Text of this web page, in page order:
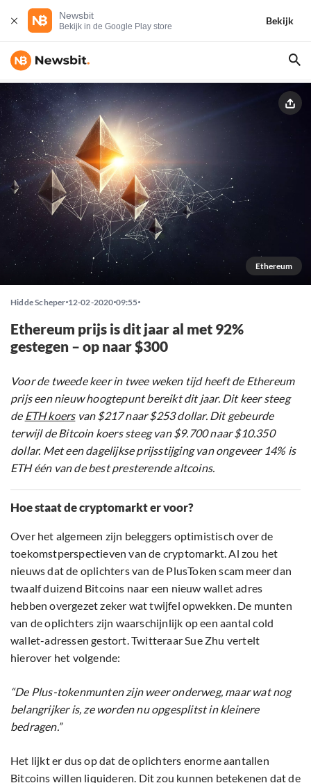
Newsbit
Bekijk in de Google Play store
Bekijk
Ethereum
Hidde Scheper 12-02-2020 09:55
Ethereum prijs is dit jaar al met 92%
gestegen – op naar $300
Voor de tweede keer in twee weken tijd heeft de Ethereum
prijs een nieuw hoogtepunt bereikt dit jaar. Dit keer steeg
de ETH koersvan $217 naar $253 dollar. Dit gebeurde
terwijl de Bitcoin koers steeg van $9.700 naar $10.350
dollar. Met een dagelijkse prijsstijging van ongeveer 14% is
ETH één van de best presterende altcoins.
Hoe staat de cryptomarkt er voor?
Over het algemeen zijn beleggers optimistisch over de
toekomstperspectieven van de cryptomarkt. Al zou het
nieuws dat de oplichters van de PlusToken scam meer dan
twaalf duizend Bitcoins naar een nieuw wallet adres
hebben overgezet zeker wat twijfel opwekken. De munten
van de oplichters zijn waarschijnlijk op een aantal cold
wallet-adressen gestort. Twitteraar Sue Zhu vertelt
hierover het volgende:
“De Plus-tokenmunten zijn weer onderweg, maar wat nog
belangrijker is, ze worden nu opgesplitst in kleinere
bedragen.”
Het lijkt er dus op dat de oplichters enorme aantallen
Bitcoins willen liquideren. Dit zou kunnen betekenen dat de